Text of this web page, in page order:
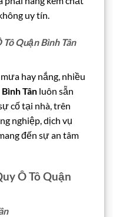
uy tín.
Quận Bình Tân
hay nắng, nhiều
Tân luôn sẵn
cố tại nhà, trên
nghiệp, dịch vụ
đến sự an tâm
Ô Tô Quận